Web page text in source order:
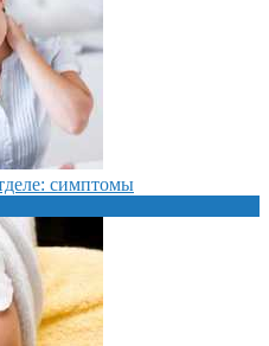
симптомы